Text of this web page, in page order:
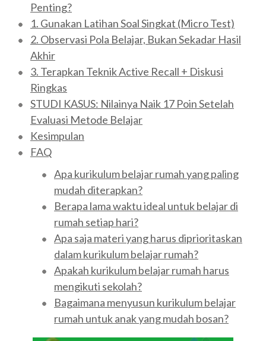
Penting?
1. Gunakan Latihan Soal Singkat (Micro Test)
2. Observasi Pola Belajar, Bukan Sekadar Hasil
Akhir
3. Terapkan Teknik Active Recall + Diskusi
Ringkas
STUDI KASUS: Nilainya Naik 17 Poin Setelah
Evaluasi Metode Belajar
Kesimpulan
FAQ
Apa kurikulum belajar rumah yang paling
mudah diterapkan?
Berapa lama waktu ideal untuk belajar di
rumah setiap hari?
Apa saja materi yang harus diprioritaskan
dalam kurikulum belajar rumah?
Apakah kurikulum belajar rumah harus
mengikuti sekolah?
Bagaimana menyusun kurikulum belajar
rumah untuk anak yang mudah bosan?